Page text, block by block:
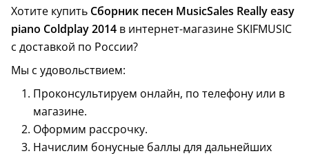
Хотите купить Сборник песен MusicSales Really easy
piano Coldplay 2014 в интернет-магазине SKIFMUSIC
с доставкой по России?
Мы с удовольствием:
Проконсультируем онлайн, по телефону или в
магазине.
Оформим рассрочку.
Начислим бонусные баллы для дальнейших